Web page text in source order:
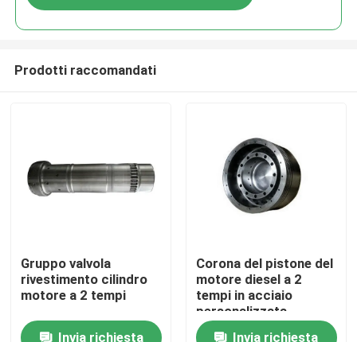
Prodotti
Video
Prodotti raccomandati
Gruppo valvola
rivestimento cilindro
motore a 2 tempi
Invia richiesta
Corona del pistone del
motore diesel a 2
tempi in acciaio
personalizzata
Invia richiesta